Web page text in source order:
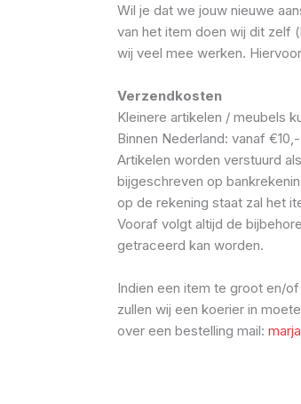
Wil je dat we jouw nieuwe
van het item doen wij dit zelf
wij veel mee werken.
Verzendkosten
Kleinere artikelen / meubels
Binnen Nederland: vanaf
Artikelen worden verstuurd
bijgeschreven op
op de rekening staat zal het
Vooraf volgt altijd de
getraceerd kan worden.
Indien een item te groot en/
zullen wij een koerier in
over een bestelling mail: